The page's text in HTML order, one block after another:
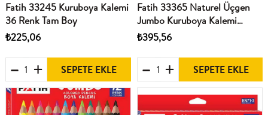
Fatih 33245 Kuruboya Kalemi
36 Renk Tam Boy
₺225,06
SEPETE EKLE
Fatih 33365 Naturel Üçgen
Jumbo Kuruboya Kalemi
Triboo 12 Renk Tam Boy
Kalemtrasli Sedir Agaci
₺395,56
SEPETE EKLE